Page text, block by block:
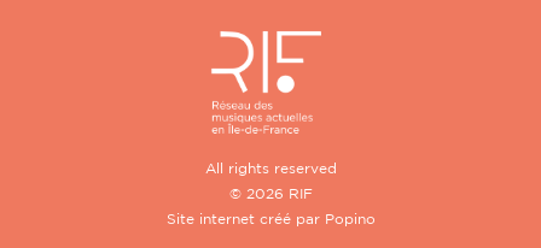
All rights reserved
© 2026 RIF
Site internet créé par Popino